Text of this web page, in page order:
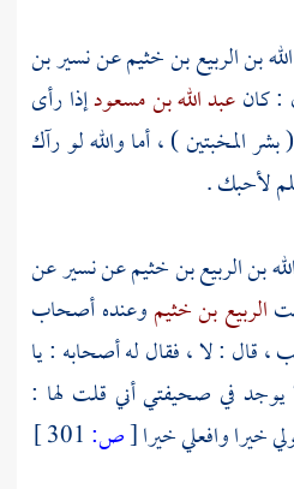
بن الربيع بن خثيمعننسير بن
: كانعبد الله بن مسعودإذا رأى
المخبتين ) ، أما والله لو رآك
لأحبك .
بن الربيع بن خثيمعننسيرعن
الربيع بن خثيموعنده أصحاب
، قال : لا ، فقال له أصحابه : يا
يوجد في صحيفتي أني قلت لها :
خيرا وافعلي خيرا[ص: